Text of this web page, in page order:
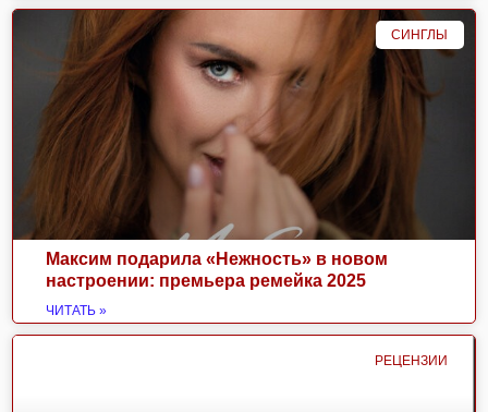
СИНГЛЫ
Максим подарила «Нежность» в новом
настроении: премьера ремейка 2025
ЧИТАТЬ »
РЕЦЕНЗИИ